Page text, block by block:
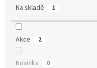
Na skladě 1
Akce 2
Novinka 0